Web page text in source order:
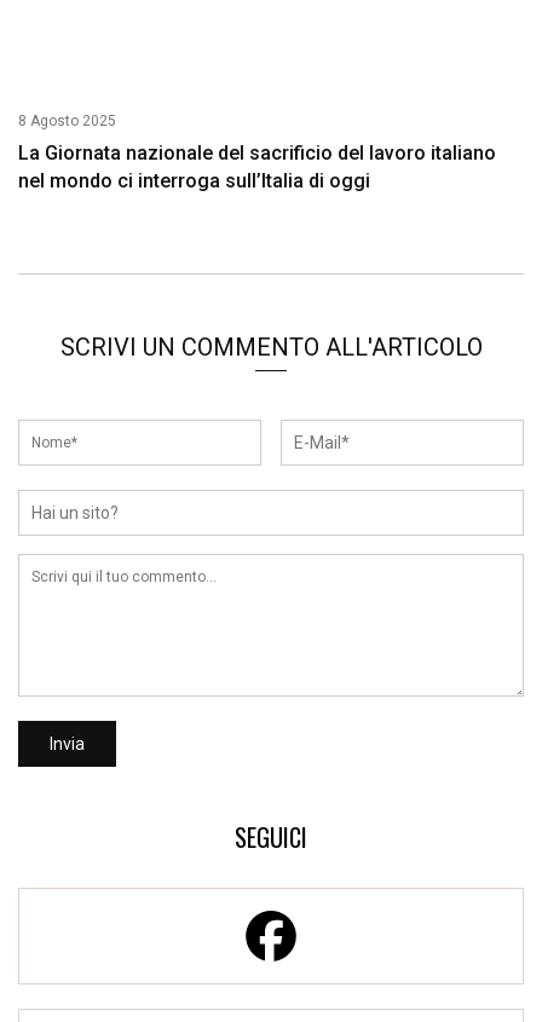
8 Agosto 2025
La Giornata nazionale del sacrificio del lavoro italiano
nel mondo ci interroga sull’Italia di oggi
SCRIVI UN COMMENTO ALL'ARTICOLO
SEGUICI